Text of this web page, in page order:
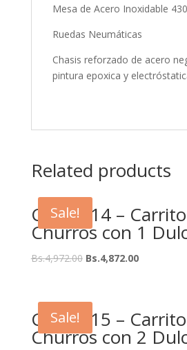
Mesa de Acero Inoxidable 430
Ruedas Neumáticas
Chasis reforzado de acero
pintura epoxica y
Related products
Sale!
CCL1-014 –
Churros con 1
Bs.4,972.00 Bs.4,872.00
Sale!
CCL2-015 –
Churros con 2